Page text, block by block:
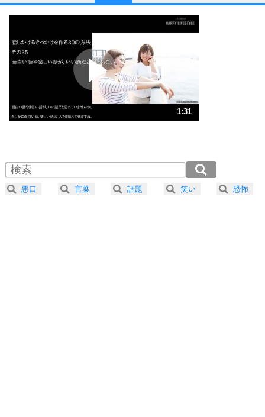
1
他人と比べない。
いっそのこと、他人を見ない。
いらいらしない人になる30の方法
プラス思考
ポジティブになれない原因は、行動しないから。
ポジティブ思考になる30の方法
ストレス対策
人生、なんとかなるもの。
気楽に生きる30の方法
4 器の大きい人は、怒りを優しさで表現する。
プラス思考
1:31
2.0倍速 （180KB 45秒）
2.5倍速 （144KB 36秒）
3.0倍速 （120KB 30秒）
悪口 言葉 話題 笑い 恐怖